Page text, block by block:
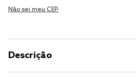
Não sei meu CEP.
Descrição